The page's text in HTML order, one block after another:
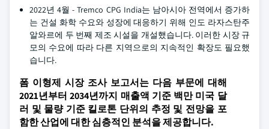
2022년 4월 - Tremco CPG India는 남아시아 전역에서 증가하
는 건설 화학 수요와 성장에 대응하기 위해 인도 라자스탄주
알와르에 두 번째 제조 시설을 개설했습니다. 이러한 시장 규
모의 수요에 따라 다른 지역으로의 지속적인 확장도 필요했
습니다.
폼 이형제 시장 조사 보고서는 다음 부문에 대해
2021년부터 2034년까지 매출액 기준 백만 미국 달
러 및 물량 기준 킬로톤 단위의 추정 및 전망을 포
함한 산업에 대한 심층적인 분석을 제공합니다.